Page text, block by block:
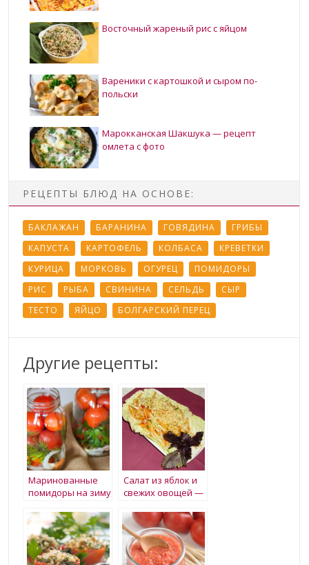
Восточный жареный рис с яйцом
Вареники с картошкой и сыром по-
польски
Марокканская Шакшука — рецепт
омлета с фото
РЕЦЕПТЫ БЛЮД НА ОСНОВЕ:
БАКЛАЖАН БАРАНИНА ГОВЯДИНА
ГРИБЫ
КАПУСТА
КАРТОФЕЛЬ КОЛБАСА
КРЕВЕТКИ
КУРИЦА
МОРКОВЬ ОГУРЕЦ
ПОМИДОРЫ
РИС
РЫБА СВИНИНА СЕЛЬДЬ
СЫР
ТЕСТО
ЯЙЦО БОЛГАРСКИЙ ПЕРЕЦ
Другие рецепты:
Маринованные
помидоры на зиму
Салат из яблок и
свежих овощей —
курьих ножках